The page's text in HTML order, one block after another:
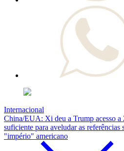
Internacional
China/EUA: Xi deu a Trump acesso a
suficiente para aveludar as referências
"império" americano